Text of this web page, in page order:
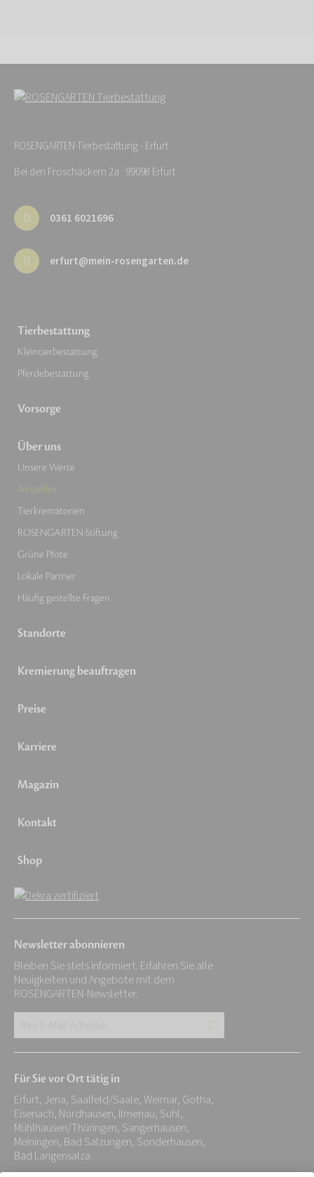
ROSENGARTEN-Tierbestattung - Erfurt
Bei den Froschäckern 2a · 99098 Erfurt
0361 6021696
erfurt@mein-rosengarten.de
Tierbestattung
Kleintierbestattung
Pferdebestattung
Vorsorge
Über uns
Unsere Werte
Aktuelles
Tierkrematorien
ROSENGARTEN-Stiftung
Grüne Pfote
Lokale Partner
Häufig gestellte Fragen
Standorte
Kremierung beauftragen
Preise
Karriere
Magazin
Kontakt
Shop
Newsletter abonnieren
Bleiben Sie stets informiert. Erfahren Sie alle
Neuigkeiten und Angebote mit dem
ROSENGARTEN-Newsletter.
Adresse:
*
Für Sie vor Ort tätig in
Erfurt, Jena, Saalfeld/Saale, Weimar, Gotha,
Eisenach, Nordhausen, Ilmenau, Suhl,
Mühlhausen/Thüringen, Sangerhausen,
Meiningen, Bad Salzungen, Sonderhausen,
Bad Langensalza